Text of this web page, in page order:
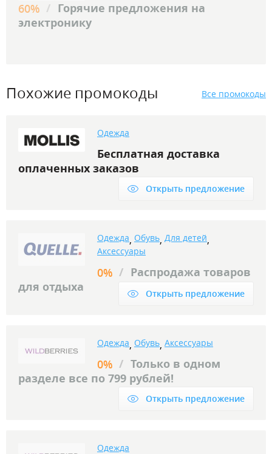
60% / Горячие предложения на
электронику
Похожие промокоды Все промокоды
Одежда
Бесплатная доставка
оплаченных заказов
Открыть предложение
Одежда, Обувь, Для детей,
Аксессуары
0% / Распродажа товаров
для отдыха
Открыть предложение
Одежда, Обувь, Аксессуары
0% / Только в одном
разделе все по 799 рублей!
Открыть предложение
Одежда